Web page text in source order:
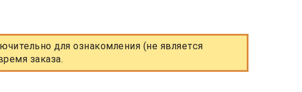
для ознакомления (не является
заказа.